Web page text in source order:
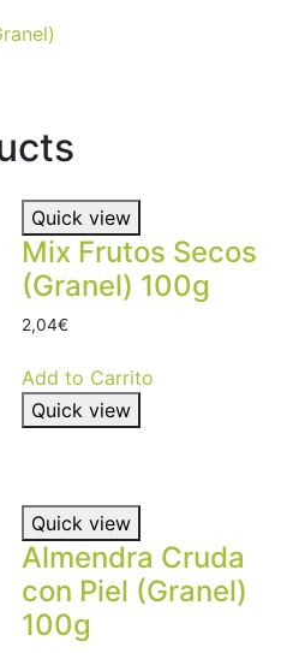
Quick view
Mix Frutos Secos
(Granel) 100g
2,04€
Add to Carrito
Quick view
Quick view
Almendra Cruda
con Piel (Granel)
100g